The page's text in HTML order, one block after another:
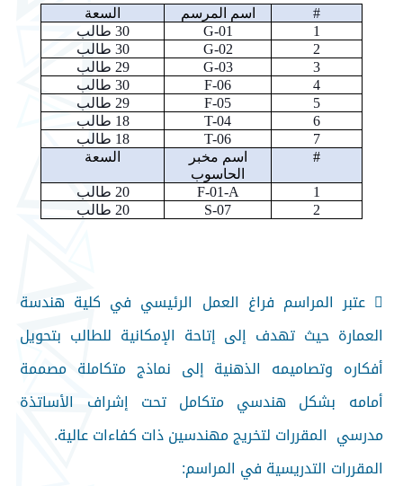
# اسم المرسم
السعة
1
G-01
30 طالب
2
G-02
30 طالب
3
G-03
29 طالب
4
F-06
30 طالب
5
F-05
29 طالب
6
T-04
18 طالب
7
T-06
18 طالب
#
اسم مخبر
الحاسوب
السعة
1
F-01-A
20 طالب
2
S-07
20 طالب
 عتبر المراسم فراغ العمل الرئيسي في كلية هندسة
العمارة حيث تهدف إلى إتاحة الإمكانية للطالب بتحويل
أفكاره وتصاميمه الذهنية إلى نماذج متكاملة مصممة
أمامه بشكل هندسي متكامل تحت إشراف الأساتذة
مدرسي المقررات لتخريج مهندسين ذات كفاءات عالية.
المقررات التدريسية في المراسم: